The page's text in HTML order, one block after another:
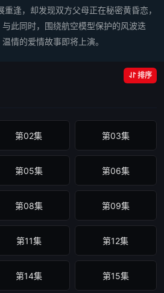
逢，却发现双方父母正在秘密黄昏恋，
此同时，围绕航空模型保护的风波迭
情的爱情故事即将上演。
排序
第02集 第03集
第05集 第06集
第08集 第09集
第11集 第12集
第14集 第15集